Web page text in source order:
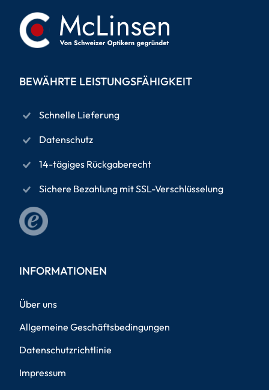
BEWÄHRTE LEISTUNGSFÄHIGKEIT
Schnelle Lieferung
Datenschutz
14-tägiges Rückgaberecht
Sichere Bezahlung mit SSL-Verschlüsselung
INFORMATIONEN
Über uns
Allgemeine Geschäftsbedingungen
Datenschutzrichtlinie
Impressum